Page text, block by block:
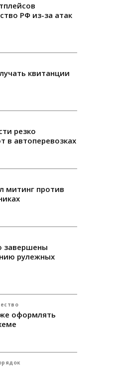
РФ из-за атак
квитанции
резко
в автоперевозках
митинг против
завершены
рулежных
оформлять